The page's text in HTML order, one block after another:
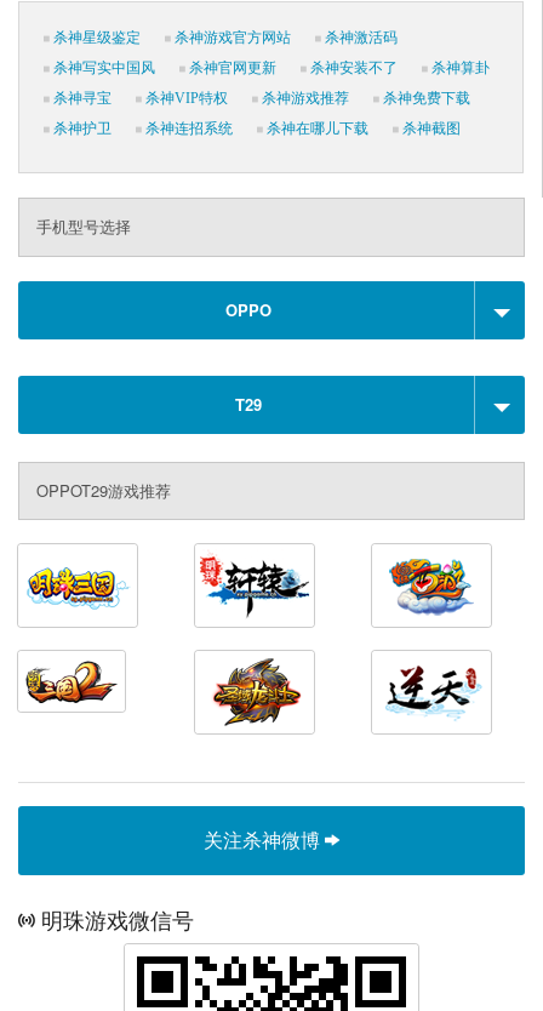
杀神星级鉴定 杀神游戏官方网站
杀神激活码
杀神写实中国风
杀神官网更新 杀神安装不了
杀神算卦
杀神寻宝
杀神VIP特权 杀神游戏推荐
杀神免费下载
杀神护卫
杀神连招系统 杀神在哪儿下载 杀神截图
手机型号选择
OPPO
T29
OPPOT29游戏推荐
关注杀神微博
明珠游戏微信号